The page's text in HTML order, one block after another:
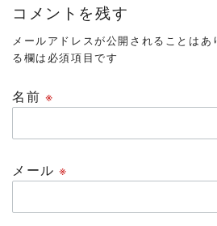
コメントを残す
メールアドレスが公開されることはあ
る欄は必須項目です
名前 ※
メール※